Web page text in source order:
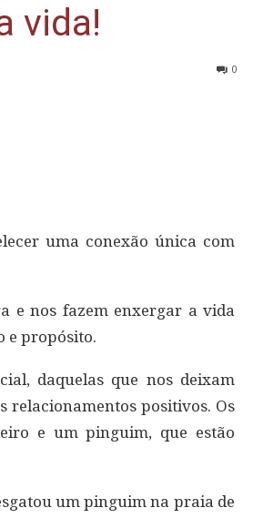
vida!
0
uma conexão única com
e nos fazem enxergar a vida
e propósito.
daquelas que nos deixam
relacionamentos positivos. Os
e um pinguim, que estão
um pinguim na praia de